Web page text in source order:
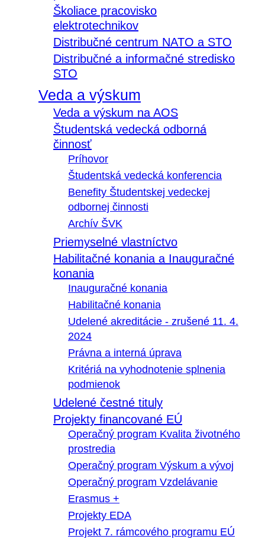
Školiace pracovisko
elektrotechnikov
Distribučné centrum NATO a STO
Distribučné a informačné stredisko
STO
Veda a výskum
Veda a výskum na AOS
Študentská vedecká odborná
činnosť
Príhovor
Študentská vedecká konferencia
Benefity Študentskej vedeckej
odbornej činnosti
Archív ŠVK
Priemyselné vlastníctvo
Habilitačné konania a Inauguračné
konania
Inauguračné konania
Habilitačné konania
Udelené akreditácie - zrušené 11. 4.
2024
Právna a interná úprava
Kritériá na vyhodnotenie splnenia
podmienok
Udelené čestné tituly
Projekty financované EÚ
Operačný program Kvalita životného
prostredia
Operačný program Výskum a vývoj
Operačný program Vzdelávanie
Erasmus +
Projekty EDA
Projekt 7. rámcového programu EÚ